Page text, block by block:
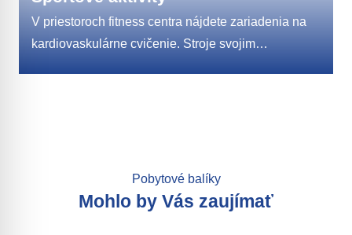
V priestoroch fitness centra nájdete zariadenia na
kardiovaskulárne cvičenie. Stroje svojim
bicykle, cross-trainer (eliptický trenažér), pri ktorých
je možnosť nastavenia rôznych profilov tratí,
Pobytové balíky
Mohlo by Vás zaujímať